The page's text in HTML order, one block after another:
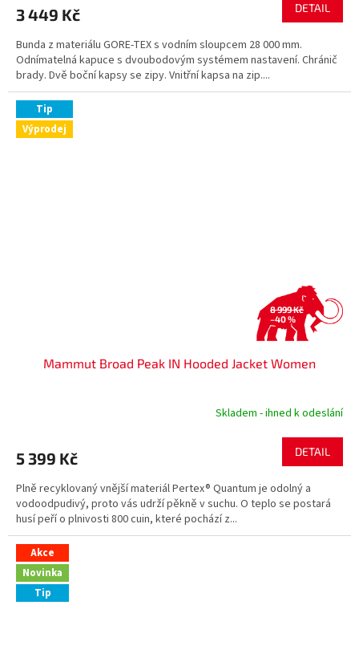
3 449 Kč DETAIL
Bunda z materiálu GORE-TEX s vodním sloupcem 28 000 mm.
Odnímatelná kapuce s dvoubodovým systémem nastavení. Chránič
brady. Dvě boční kapsy se zipy. Vnitřní kapsa na zip....
Tip
Výprodej
8 999 Kč
–40 %
Mammut Broad Peak IN Hooded Jacket Women
Skladem - ihned k odeslání
5 399 Kč DETAIL
Plně recyklovaný vnější materiál Pertex® Quantum je odolný a
vodoodpudivý, proto vás udrží pěkně v suchu. O teplo se postará
husí peří o plnivosti 800 cuin, které pochází z...
Akce
Novinka
Tip